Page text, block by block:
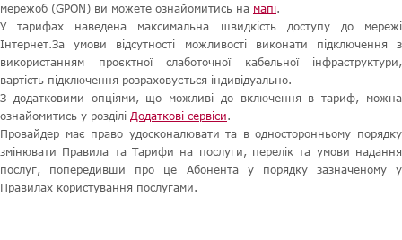
мережоб (GPON) ви можете ознайомитись на мапі.
У тарифах наведена максимальна швидкість доступу до мережі
Інтернет.За умови відсутності можливості виконати підключення з
використанням проєктної слаботочної кабельної інфраструктури,
вартість підключення розраховується індивідуально.
З додатковими опціями, що можливі до включення в тариф, можна
ознайомитись у розділі Додаткові сервіси.
Провайдер має право удосконалювати та в односторонньому порядку
змінювати Правила та Тарифи на послуги, перелік та умови надання
послуг, попередивши про це Абонента у порядку зазначеному у
Правилах користування послугами.